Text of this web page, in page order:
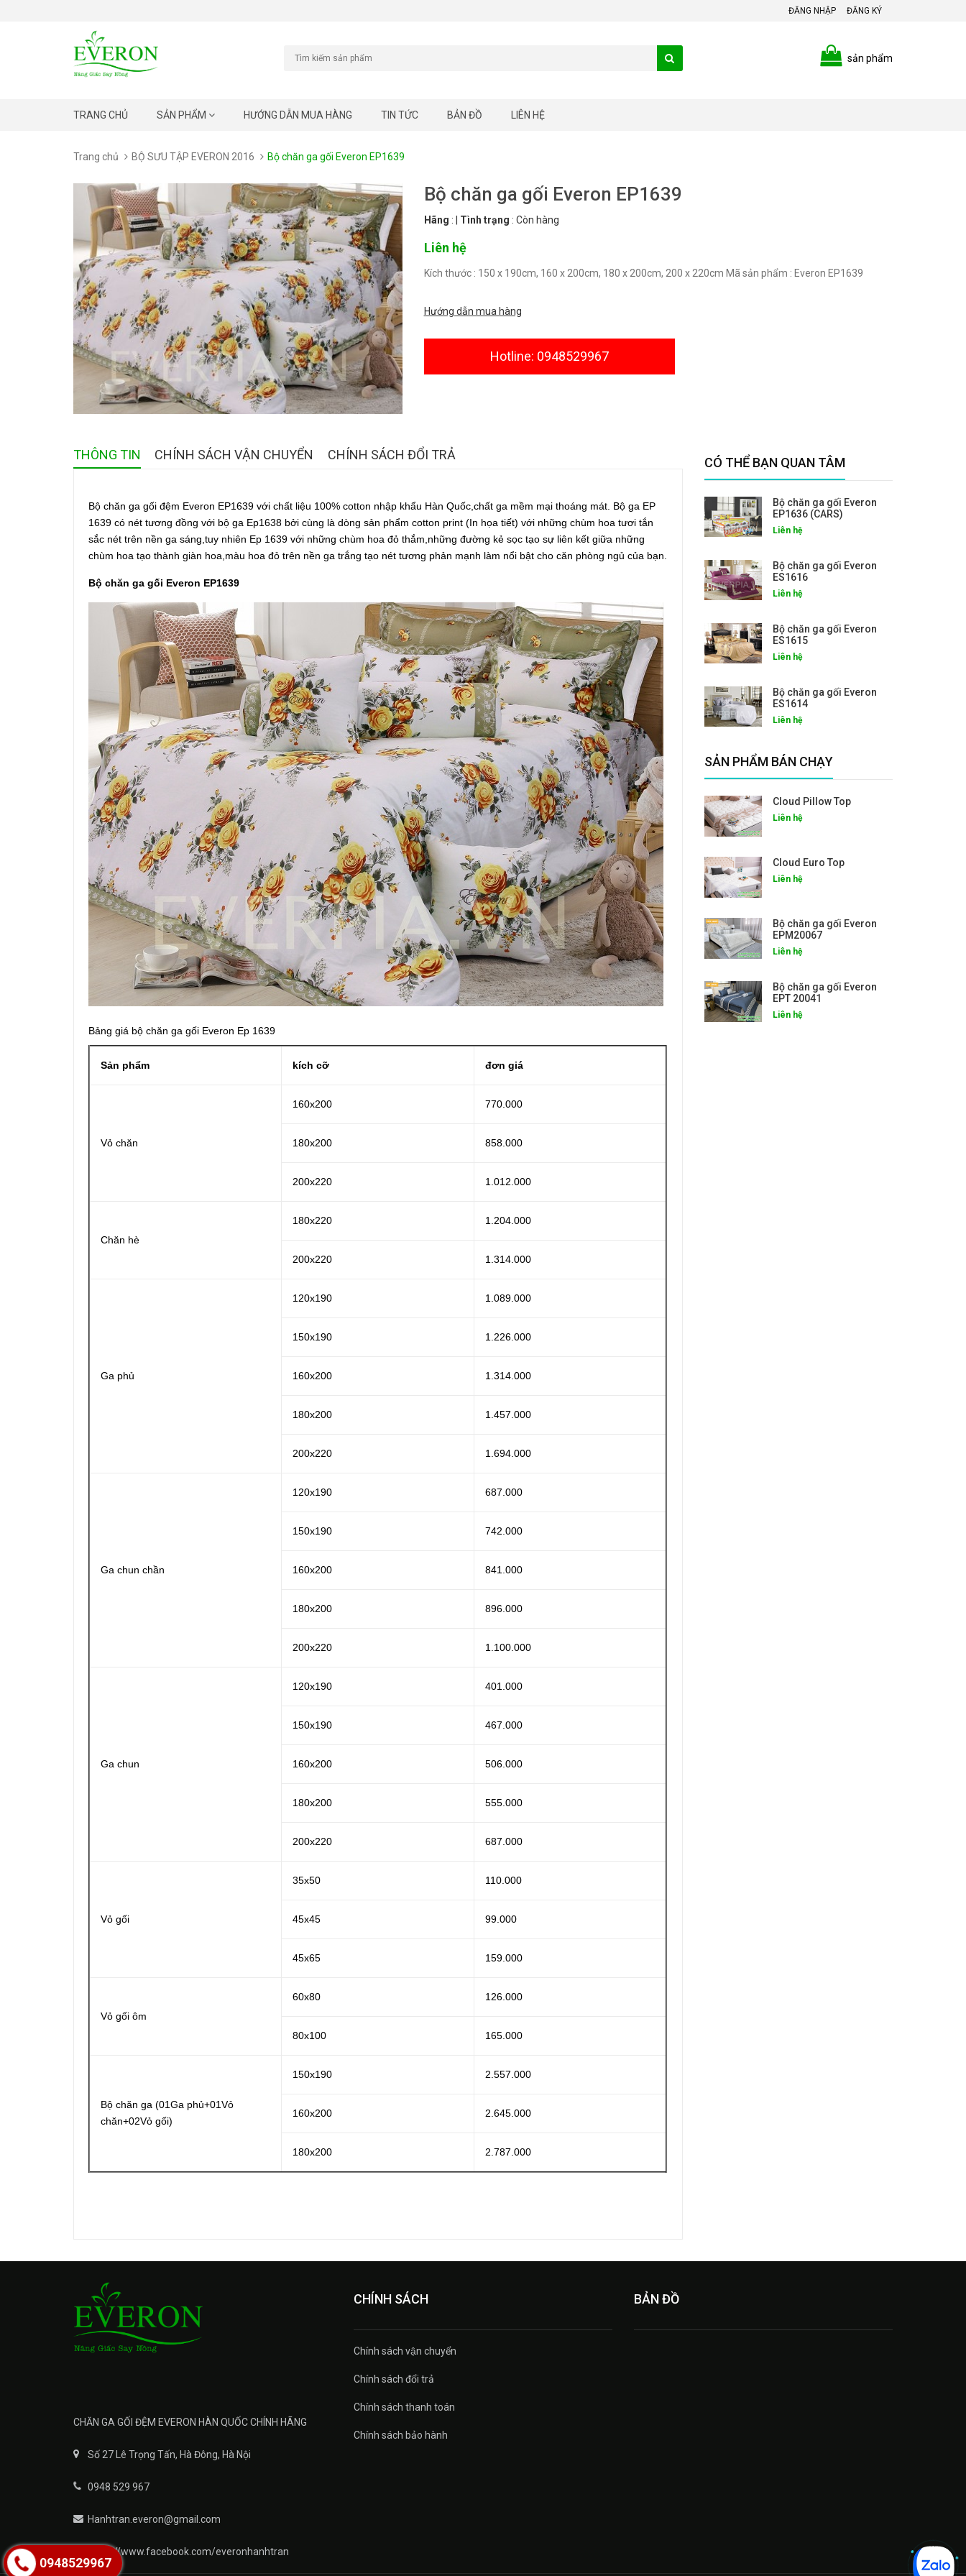
ĐĂNG NHẬP ĐĂNG KÝ
sản phẩm
TRANG CHỦ SẢN PHẨM HƯỚNG DẪN MUA HÀNG TIN TỨC BẢN ĐỒ LIÊN HỆ
Trang chủ BỘ SƯU TẬP EVERON 2016 Bộ chăn ga gối Everon EP1639
Bộ chăn ga gối Everon EP1639
Hãng : Tình trạng : Còn hàng
Liên hệ
Kích thước : 150 x 190cm, 160 x 200cm, 180 x 200cm, 200 x 220cm Mã sản phẩm : Everon EP1639
Hướng dẫn mua hàng
Hotline: 0948529967
THÔNG TIN CHÍNH SÁCH VẬN CHUYỂN CHÍNH SÁCH ĐỔI TRẢ
Bộ chăn ga gối đệm Everon EP1639 với chất liệu 100% cotton nhập khẩu Hàn Quốc,chất ga mềm mại thoáng mát. Bộ ga EP
1639 có nét tương đồng với bộ ga Ep1638 bởi cùng là dòng sản phẩm cotton print (In họa tiết) với những chùm hoa tươi tắn
sắc nét trên nền ga sáng,tuy nhiên Ep 1639 với những chùm hoa đỏ thắm,những đường kẻ sọc tạo sự liên kết giữa những
chùm hoa tạo thành giàn hoa,màu hoa đỏ trên nền ga trắng tạo nét tương phản mạnh làm nổi bật cho căn phòng ngủ của bạn.
Bộ chăn ga gối Everon EP1639
Bảng giá bộ chăn ga gối Everon Ep 1639
Sản phẩm kích cỡ đơn giá
Vỏ chăn
160x200 770.000
180x200 858.000
200x220 1.012.000
Chăn hè
180x220 1.204.000
200x220 1.314.000
Ga phủ
120x190 1.089.000
150x190 1.226.000
160x200 1.314.000
180x200 1.457.000
200x220 1.694.000
Ga chun chần
120x190 687.000
150x190 742.000
160x200 841.000
180x200 896.000
200x220 1.100.000
Ga chun
120x190 401.000
150x190 467.000
160x200 506.000
180x200 555.000
200x220 687.000
Vỏ gối
35x50 110.000
45x45 99.000
45x65 159.000
Vỏ gối ôm
60x80 126.000
80x100 165.000
Bộ chăn ga (01Ga phủ+01Vỏ
chăn+02Vỏ gối)
150x190 2.557.000
160x200 2.645.000
180x200 2.787.000
CÓ THỂ BẠN QUAN TÂM
Bộ chăn ga gối Everon
EP1636 (CARS)
Liên hệ
Bộ chăn ga gối Everon
ES1616
Liên hệ
Bộ chăn ga gối Everon
ES1615
Liên hệ
Bộ chăn ga gối Everon
ES1614
Liên hệ
SẢN PHẨM BÁN CHẠY
Cloud Pillow Top
Liên hệ
Cloud Euro Top
Liên hệ
Bộ chăn ga gối Everon
EPM20067
Liên hệ
Bộ chăn ga gối Everon
EPT 20041
Liên hệ
CHĂN GA GỐI ĐỆM EVERON HÀN QUỐC CHÍNH HÃNG
Số 27 Lê Trọng Tấn, Hà Đông, Hà Nội
0948 529 967
Hanhtran.everon@gmail.com
https://www.facebook.com/everonhanhtran
CHÍNH SÁCH
Chính sách vận chuyển
Chính sách đổi trả
Chính sách thanh toán
Chính sách bảo hành
BẢN ĐỒ
0948529967